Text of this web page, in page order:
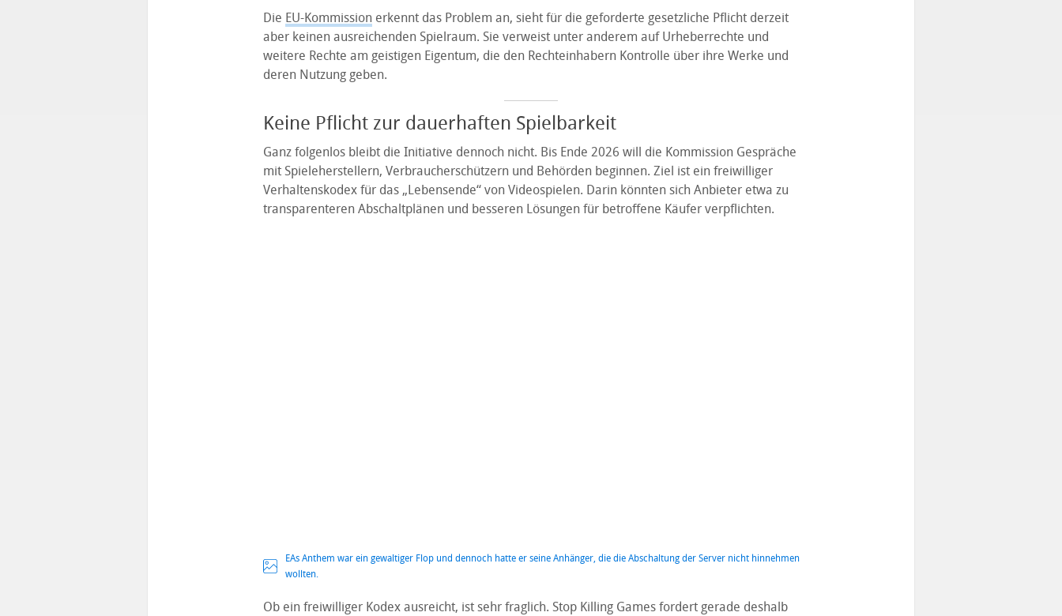
Die EU-Kommissionerkennt das Problem an, sieht für die geforderte gesetzliche Pflicht derzeit
aber keinen ausreichenden Spielraum. Sie verweist unter anderem auf Urheberrechte und
weitere Rechte am geistigen Eigentum, die den Rechteinhabern Kontrolle über ihre Werke und
deren Nutzung geben.
Keine Pflicht zur dauerhaften Spielbarkeit
Ganz folgenlos bleibt die Initiative dennoch nicht. Bis Ende 2026 will die Kommission Gespräche
mit Spieleherstellern, Verbraucherschützern und Behörden beginnen. Ziel ist ein freiwilliger
Verhaltenskodex für das „Lebensende“ von Videospielen. Darin könnten sich Anbieter etwa zu
transparenteren Abschaltplänen und besseren Lösungen für betroffene Käufer verpflichten.
EAs Anthem war ein gewaltiger Flop und dennoch hatte er seine Anhänger, die die Abschaltung der Server nicht hinnehmen
wollten.
Ob ein freiwilliger Kodex ausreicht, ist sehr fraglich. Stop Killing Games fordert gerade deshalb